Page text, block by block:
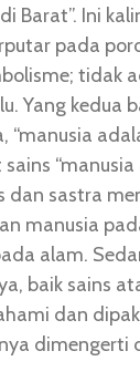
Barat”. Ini
pada
tidak
Yang kedua
“manusia
dan sastra
manusia
alam.
baik sains
dan